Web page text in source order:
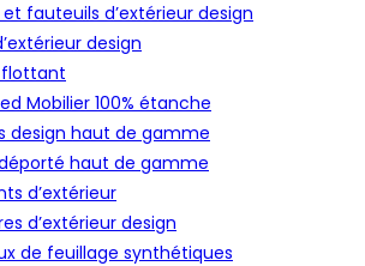
fauteuils d’extérieur design
design
flottant
Mobilier 100% étanche
design haut de gamme
haut de gamme
d’extérieur
d’extérieur design
de feuillage synthétiques